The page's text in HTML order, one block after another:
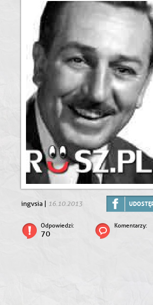
ingvsia | 16.10.2013
Odpowiedzi:
70
Komentarzy: